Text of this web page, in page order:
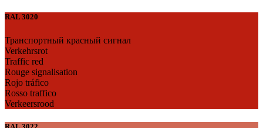
RAL 3020
Транспортный красный сигнал
Verkehrsrot
Traffic red
Rouge signalisation
Rojo tráfico
Rosso traffico
Verkeersrood